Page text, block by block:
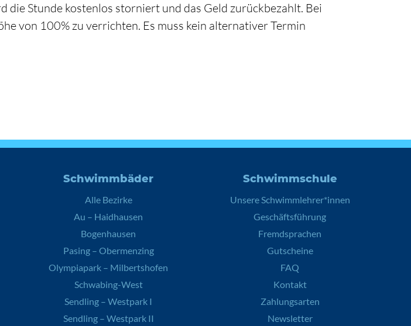
Stunde kostenlos storniert und das Geld zurückbezahlt. Bei
von 100% zu verrichten. Es muss kein alternativer Termin
Schwimmbäder
Alle Bezirke
Au – Haidhausen
Bogenhausen
Pasing – Obermenzing
Olympiapark – Milbertshofen
Schwabing-West
Sendling – Westpark I
Sendling – Westpark II
Schwimmschule
Unsere Schwimmlehrer*innen
Geschäftsführung
Fremdsprachen
Gutscheine
FAQ
Kontakt
Zahlungsarten
Newsletter